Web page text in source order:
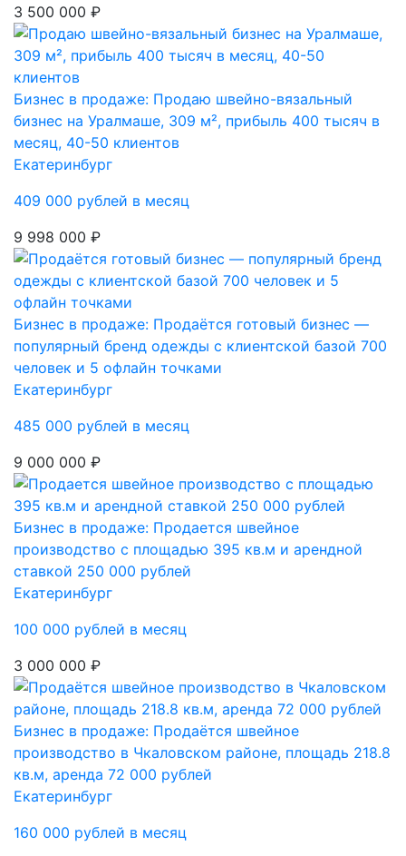
3 500 000 ₽
Бизнес в продаже: Продаю швейно-вязальный
бизнес на Уралмаше, 309 м², прибыль 400 тысяч в
месяц, 40-50 клиентов
Екатеринбург
409 000 рублей в месяц
9 998 000 ₽
Бизнес в продаже: Продаётся готовый бизнес —
популярный бренд одежды с клиентской базой 700
человек и 5 офлайн точками
Екатеринбург
485 000 рублей в месяц
9 000 000 ₽
Бизнес в продаже: Продается швейное
производство с площадью 395 кв.м и арендной
ставкой 250 000 рублей
Екатеринбург
100 000 рублей в месяц
3 000 000 ₽
Бизнес в продаже: Продаётся швейное
производство в Чкаловском районе, площадь 218.8
кв.м, аренда 72 000 рублей
Екатеринбург
160 000 рублей в месяц